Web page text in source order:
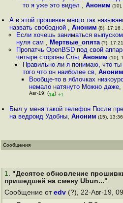
то я уже это видел , Аноним
А в этой прошивке много так
назвать свободной ,Аноним (8), 17:16
Если хочешь заниматься
нуля сам , Мертвые_опята(?),
Пропатчь OpenBSD под свой
четыре стороны Слы, Аноним (10),
Правильно ли я понимаю, что ты
того что он наиболее св, Аноним
Вообще-то в яблочках
немало натянуто Можно даже,
Авг-19, (14) +1
Был у меня такой телефон После
на ведроид Удобны,Аноним (15),
Сообщения
1. "Десятое обновление
пришедшей на смену Ubun..."
Сообщение от edv (?), 22-Авг-19,